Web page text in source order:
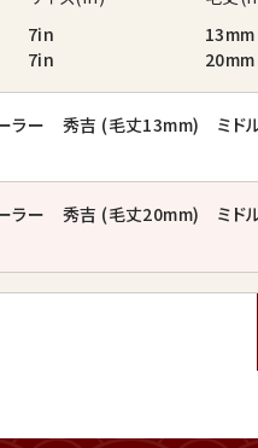
7in 13mm
7in 20mm
ーラー 秀吉 (毛丈13mm) ミド
ーラー 秀吉 (毛丈20mm) ミド